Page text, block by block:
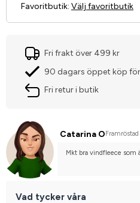
Favoritbutik: Välj favoritbutik
Fri frakt över 499 kr
90 dagars öppet köp
Fri retur i butik
Catarina O
Mkt bra vindfleece som
Vad tycker våra